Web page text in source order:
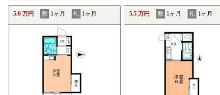
5.0 万円 敷 1ヶ月 礼 1ヶ月 5.5 万円 敷 1ヶ月 礼 1ヶ月